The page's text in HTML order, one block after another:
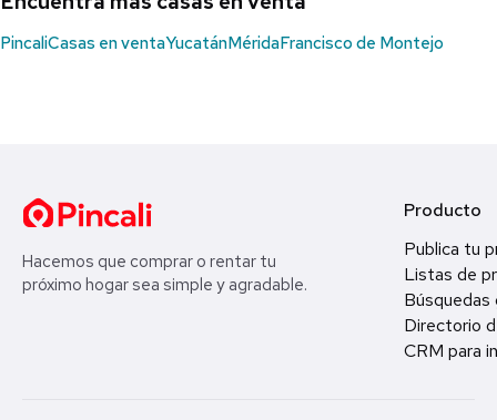
PincaliCasas en ventaYucatánMéridaFrancisco de Montejo
Hacemos que comprar o rentar tu
próximo hogar sea simple y agradable.
Producto
Publica tu
Listas de
Búsquedas
Directorio
CRM para